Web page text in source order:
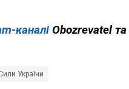
каналі Obozrevatel
України